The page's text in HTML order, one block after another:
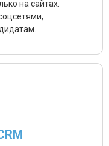
на сайтах.